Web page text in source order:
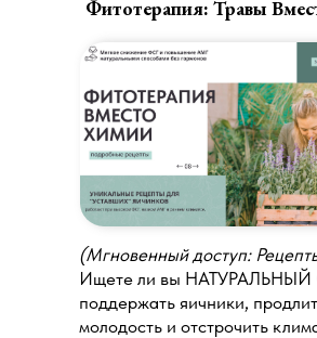
(Мгновенный доступ:
Ищете ли вы
поддержать яичники,
молодость и отстрочить
Фитотерапия: Травы